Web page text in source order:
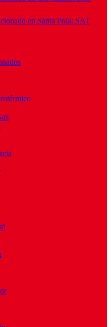
en Santa Pola: SAT